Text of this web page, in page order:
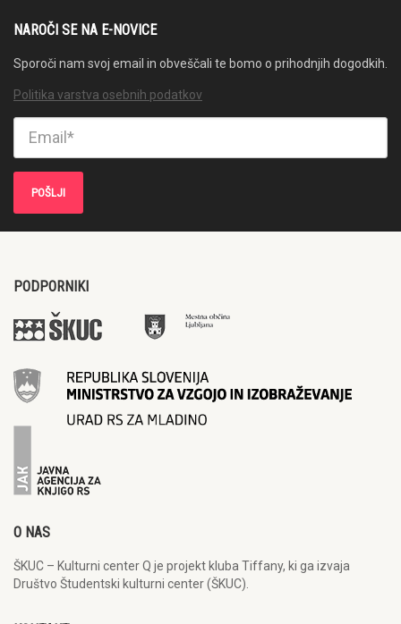
NAROČI SE NA E-NOVICE
Sporoči nam svoj email in obveščali te bomo o prihodnjih dogodkih.
Politika varstva osebnih podatkov
PODPORNIKI
O NAS
ŠKUC – Kulturni center Q je projekt kluba Tiffany, ki ga izvaja
Društvo Študentski kulturni center (ŠKUC).